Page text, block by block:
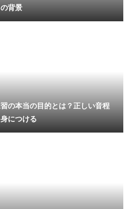
背景
の本当の目的とは？正しい音程
につける